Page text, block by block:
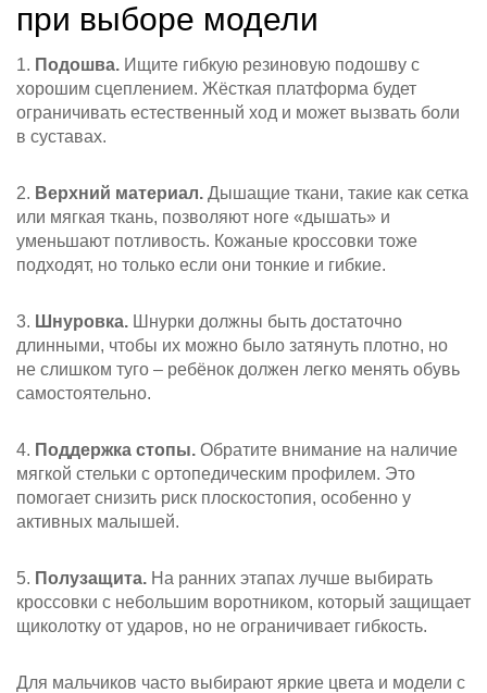
при выборе модели
1. Подошва. Ищите гибкую резиновую подошву с
хорошим сцеплением. Жёсткая платформа будет
ограничивать естественный ход и может вызвать боли
в суставах.
2. Верхний материал. Дышащие ткани, такие как сетка
или мягкая ткань, позволяют ноге «дышать» и
уменьшают потливость. Кожаные кроссовки тоже
подходят, но только если они тонкие и гибкие.
3. Шнуровка. Шнурки должны быть достаточно
длинными, чтобы их можно было затянуть плотно, но
не слишком туго – ребёнок должен легко менять обувь
самостоятельно.
4. Поддержка стопы. Обратите внимание на наличие
мягкой стельки с ортопедическим профилем. Это
помогает снизить риск плоскостопия, особенно у
активных малышей.
5. Полузащита. На ранних этапах лучше выбирать
кроссовки с небольшим воротником, который защищает
щиколотку от ударов, но не ограничивает гибкость.
Для мальчиков часто выбирают яркие цвета и модели с